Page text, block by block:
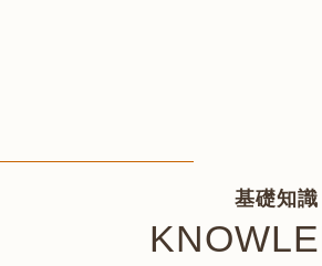
基礎知識